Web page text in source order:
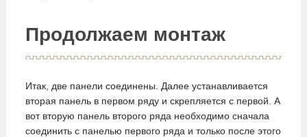
Продолжаем монтаж
Итак, две панели соединены. Далее устанавливается
вторая панель в первом ряду и скрепляется с первой. А
вот вторую панель второго ряда необходимо сначала
соединить с панелью первого ряда и только после этого